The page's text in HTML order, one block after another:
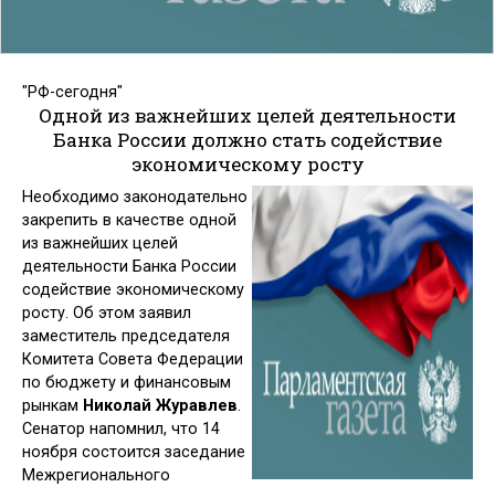
"РФ-сегодня"
Одной из важнейших целей деятельности
Банка России должно стать содействие
экономическому росту
Необходимо законодательно
закрепить в качестве одной
из важнейших целей
деятельности Банка России
содействие экономическому
росту. Об этом заявил
заместитель председателя
Комитета Совета Федерации
по бюджету и финансовым
рынкам Николай Журавлев.
Сенатор напомнил, что 14
ноября состоится заседание
Межрегионального